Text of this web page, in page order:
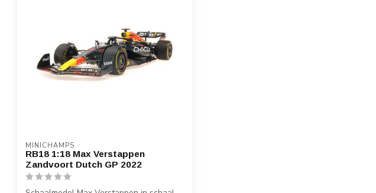
MINICHAMPS
RB18 1:18 Max Verstappen
Zandvoort Dutch GP 2022